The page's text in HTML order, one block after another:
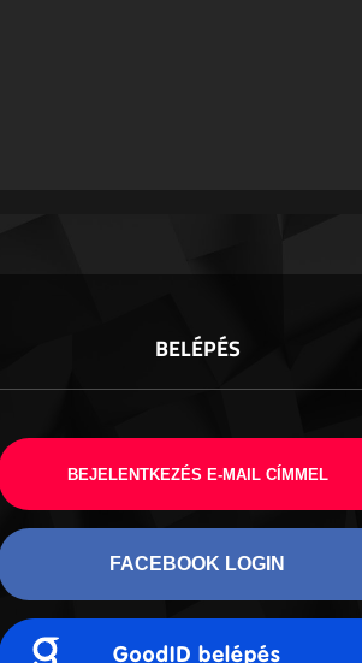
BELÉPÉS
BEJELENTKEZÉS E-MAIL CÍMMEL
FACEBOOK LOGIN